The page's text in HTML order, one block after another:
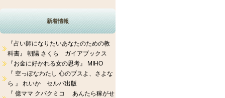
新着情報
『占い師になりたいあなたのための教
科書』 朝陽 さくら ガイアブックス
『お金に好かれる女の思考』 MIHO
『 空っぽなわたし 心のブスよ、さよな
ら 』 れいか セルバ出版
『 億ママ クバクミコ あんたら稼がせ